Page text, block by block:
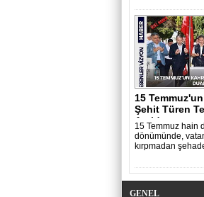
15
Şehit Türen
Anıldı..
15 Temmuz hain
dönümünde,
kırpmadan
GENEL